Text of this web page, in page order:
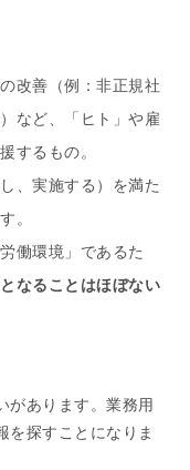
改善（例：非正規社
など、「ヒト」や雇
するもの。
、実施する）を満た
。
働環境」であるた
なることはほぼない
があります。業務用
を探すことになりま